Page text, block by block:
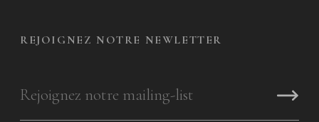
REJOIGNEZ NOTRE NEWLETTER